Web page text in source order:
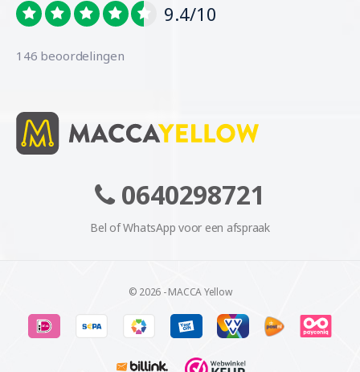
9.4/10
146 beoordelingen
0640298721
Bel of WhatsApp voor een afspraak
© 2026 - MACCA Yellow